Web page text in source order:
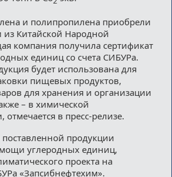
и полипропилена приобрели
Китайской Народной
компания получила сертификат
единиц со счета СИБУРа.
будет использована для
пищевых продуктов,
для хранения и организации
– в химической
в пресс-релизе.
продукции
углеродных единиц,
проекта на
«Запсибнефтехим».